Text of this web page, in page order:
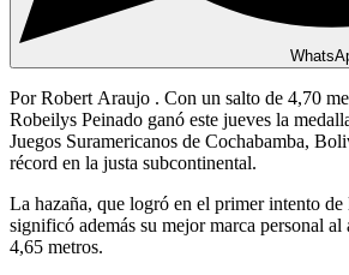
Por Robert Araujo . Con un salto de 4,70
Robeilys Peinado ganó este jueves la
Juegos Suramericanos de Cochabamba,
récord en la justa subcontinental.
La hazaña, que logró en el primer intento de
significó además su mejor marca personal
4,65 metros.